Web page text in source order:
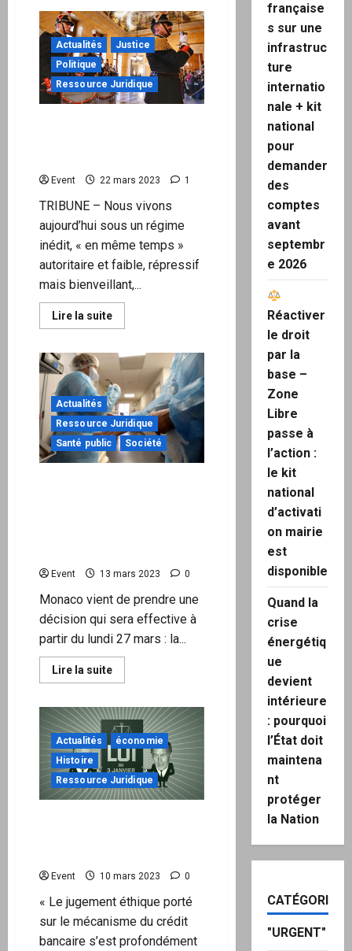
Explosif
:
Le
ministre
allemand
de
la
santé,
Les
“handicaps
!
Actualités
Justice
Politique
Ressource Juridique
Event 22 mars 2023 1
TRIBUNE – Nous vivons
aujourd’hui sous un régime
inédit, « en même temps »
autoritaire et faible, répressif
mais bienveillant,...
Lire la suiteEn
savoir
DÉMOCRATIE
2.0
–
Sommes-
nous
encore
en
démocratie ?
Actualités
Ressource Juridique
Santé public
Société
Event 13 mars 2023 0
Monaco vient de prendre une
décision qui sera effective à
partir du lundi 27 mars : la...
Lire la suiteEn
savoir
Monaco
suspend
l’obligation
vaccinale
et
réintègre
ses
soignants
non-
Actualités
économie
Histoire
Ressource Juridique
Event 10 mars 2023 0
« Le jugement éthique porté
sur le mécanisme du crédit
bancaire s’est profondément
française
s sur une
infrastruc
ture
internatio
nale + kit
national
pour
demander
des
comptes
avant
septembr
e 2026
Réactiver
le droit
par la
base –
Zone
Libre
passe à
l’action :
le kit
national
d’activati
on mairie
est
disponible
Quand la
crise
énergétiq
ue
devient
intérieure
: pourquoi
l’État doit
maintena
nt
protéger
la Nation
CATÉGORIES
"URGENT"